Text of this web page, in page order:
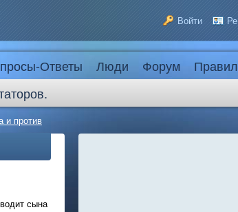
Войти
Ответы Люди Форум
и против
сына